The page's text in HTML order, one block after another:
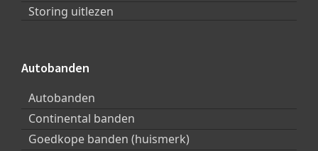
Storing uitlezen
Autobanden
Autobanden
Continental banden
Goedkope banden (huismerk)